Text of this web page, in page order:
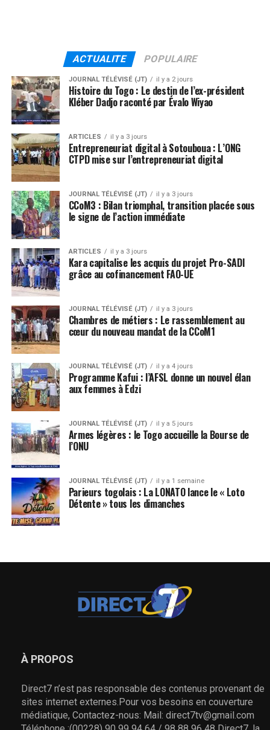
ACTUALITE POPULAIRE
JOURNAL TÉLÉVISÉ (JT) il y a 2 jours
Histoire du Togo : Le destin de l’ex-président
Kléber Dadjo raconté par Évalo Wiyao
ARTICLES il y a 3 jours
Entrepreneuriat digital à Sotouboua : L’ONG
CTPD mise sur l’entrepreneuriat digital
JOURNAL TÉLÉVISÉ (JT) il y a 3 jours
CCoM3 : Bilan triomphal, transition placée sous
le signe de l’action immédiate
ARTICLES il y a 3 jours
Kara capitalise les acquis du projet Pro-SADI
grâce au cofinancement FAO-UE
JOURNAL TÉLÉVISÉ (JT) il y a 3 jours
Chambres de métiers : Le rassemblement au
cœur du nouveau mandat de la CCoM1
JOURNAL TÉLÉVISÉ (JT) il y a 4 jours
Programme Kafui : l’AFSL donne un nouvel élan
aux femmes à Edzi
JOURNAL TÉLÉVISÉ (JT) il y a 5 jours
Armes légères : le Togo accueille la Bourse de
l’ONU
JOURNAL TÉLÉVISÉ (JT) il y a 1 semaine
Parieurs togolais : La LONATO lance le « Loto
Détente » tous les dimanches
À PROPOS
Direct7 n’est pas responsable des contenus provenant de
sites internet externes.Pour vos besoins en couverture
médiatique, Contactez-nous: Mail: direct7tv@gmail.com